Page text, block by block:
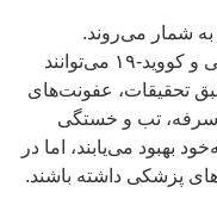
شمار می‌روند.
ویروس‌هایی مانند آنفولانزا، سرماخوردگی و کووید-۱۹ می‌توانند
تحقیقات، عفونت‌های
سرفه، تب و خستگی
بهبود می‌یابند، اما در
پزشکی داشته باشند.